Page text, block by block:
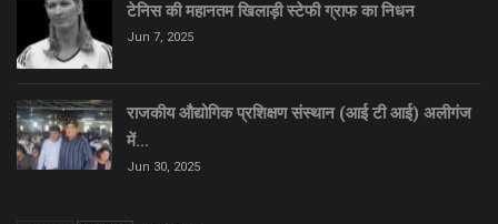
टेनिस की महानतम खिलाड़ी स्टेफी ग्राफ का निधन
Jun 7, 2025
राजकीय औद्योगिक प्रशिक्षण संस्थान (आई टी आई) अलीगंज
में…
Jun 30, 2025